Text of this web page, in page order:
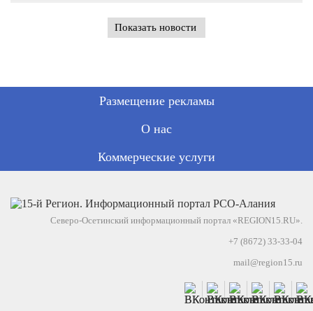
Показать новости
Размещение рекламы
О нас
Коммерческие услуги
Северо-Осетинский информационный портал «REGION15.RU».
+7 (8672) 33-33-04
mail@region15.ru